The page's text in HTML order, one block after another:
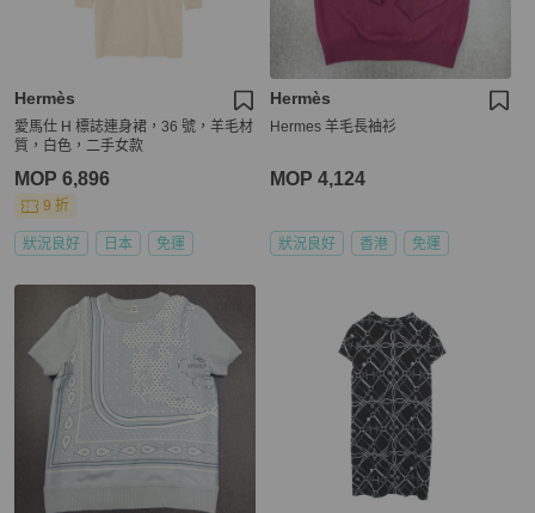
Hermès
愛馬仕 H 標誌連身裙，36 號，羊毛材
質，白色，二手女款
MOP 6,896
9 折
狀況良好 日本 免運
Hermès
Hermes 羊毛長袖衫
MOP 4,124
狀況良好 香港 免運